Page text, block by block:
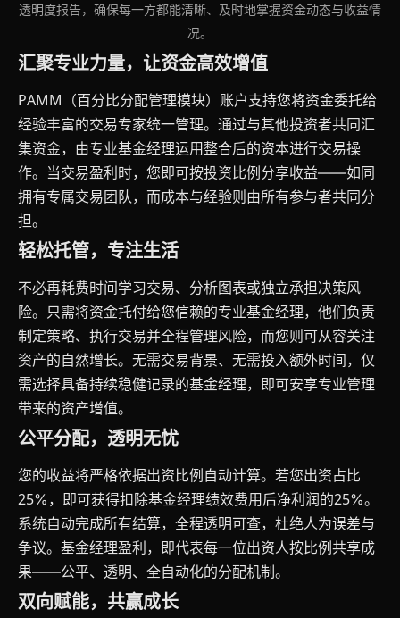
透明度报告，确保每一方都能清晰、及时地掌握资金动态与收益情
况。
汇聚专业力量，让资金高效增值
PAMM（百分比分配管理模块）账户支持您将资金委托给
经验丰富的交易专家统一管理。通过与其他投资者共同汇
集资金，由专业基金经理运用整合后的资本进行交易操
作。当交易盈利时，您即可按投资比例分享收益——如同
拥有专属交易团队，而成本与经验则由所有参与者共同分
担。
轻松托管，专注生活
不必再耗费时间学习交易、分析图表或独立承担决策风
险。只需将资金托付给您信赖的专业基金经理，他们负责
制定策略、执行交易并全程管理风险，而您则可从容关注
资产的自然增长。无需交易背景、无需投入额外时间，仅
需选择具备持续稳健记录的基金经理，即可安享专业管理
带来的资产增值。
公平分配，透明无忧
您的收益将严格依据出资比例自动计算。若您出资占比
25%，即可获得扣除基金经理绩效费用后净利润的25%。
系统自动完成所有结算，全程透明可查，杜绝人为误差与
争议。基金经理盈利，即代表每一位出资人按比例共享成
果——公平、透明、全自动化的分配机制。
双向赋能，共赢成长